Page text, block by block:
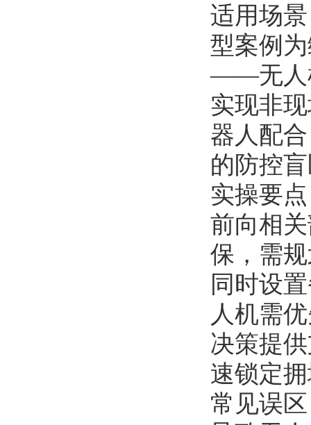
适用场
型案例
——无人
实现非
器人配
的防控
实操要
前向相
保，需
同时设
人机需
决策提
速锁定
常见误